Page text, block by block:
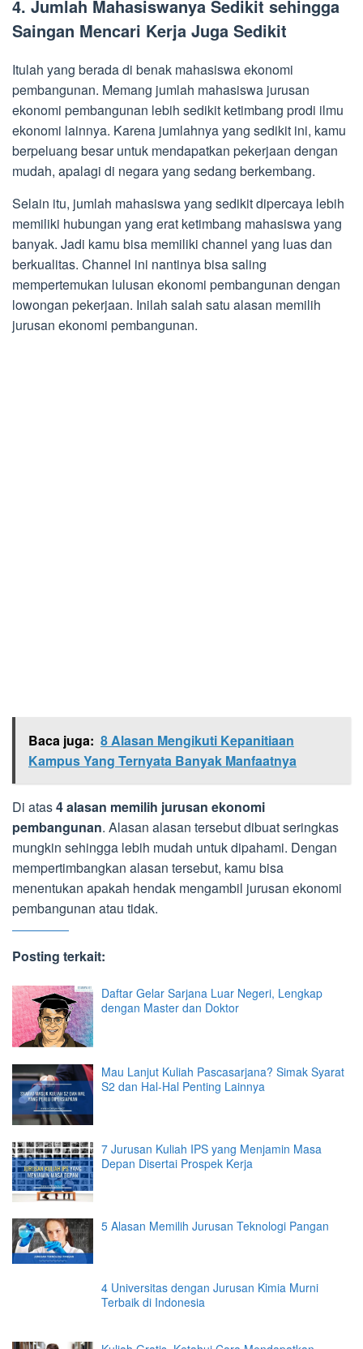
4. Jumlah Mahasiswanya Sedikit sehingga
Saingan Mencari Kerja Juga Sedikit
Itulah yang berada di benak mahasiswa ekonomi
pembangunan. Memang jumlah mahasiswa jurusan
ekonomi pembangunan lebih sedikit ketimbang prodi ilmu
ekonomi lainnya. Karena jumlahnya yang sedikit ini, kamu
berpeluang besar untuk mendapatkan pekerjaan dengan
mudah, apalagi di negara yang sedang berkembang.
Selain itu, jumlah mahasiswa yang sedikit dipercaya lebih
memiliki hubungan yang erat ketimbang mahasiswa yang
banyak. Jadi kamu bisa memiliki channel yang luas dan
berkualitas. Channel ini nantinya bisa saling
mempertemukan lulusan ekonomi pembangunan dengan
lowongan pekerjaan. Inilah salah satu alasan memilih
jurusan ekonomi pembangunan.
Baca juga: 8 Alasan Mengikuti Kepanitiaan
Kampus Yang Ternyata Banyak Manfaatnya
Di atas4 alasan memilih jurusan ekonomi
pembangunan. Alasan alasan tersebut dibuat seringkas
mungkin sehingga lebih mudah untuk dipahami. Dengan
mempertimbangkan alasan tersebut, kamu bisa
menentukan apakah hendak mengambil jurusan ekonomi
pembangunan atau tidak.
Posting terkait:
Daftar Gelar Sarjana Luar Negeri, Lengkap
dengan Master dan Doktor
Mau Lanjut Kuliah Pascasarjana? Simak Syarat
S2 dan Hal-Hal Penting Lainnya
7 Jurusan Kuliah IPS yang Menjamin Masa
Depan Disertai Prospek Kerja
5 Alasan Memilih Jurusan Teknologi Pangan
4 Universitas dengan Jurusan Kimia Murni
Terbaik di Indonesia